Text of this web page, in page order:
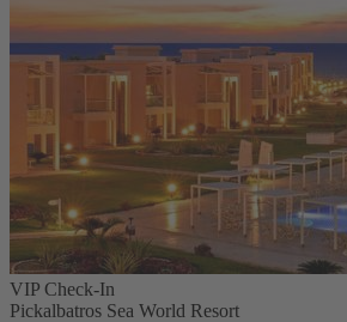
VIP Check-In
Pickalbatros Sea World Resort